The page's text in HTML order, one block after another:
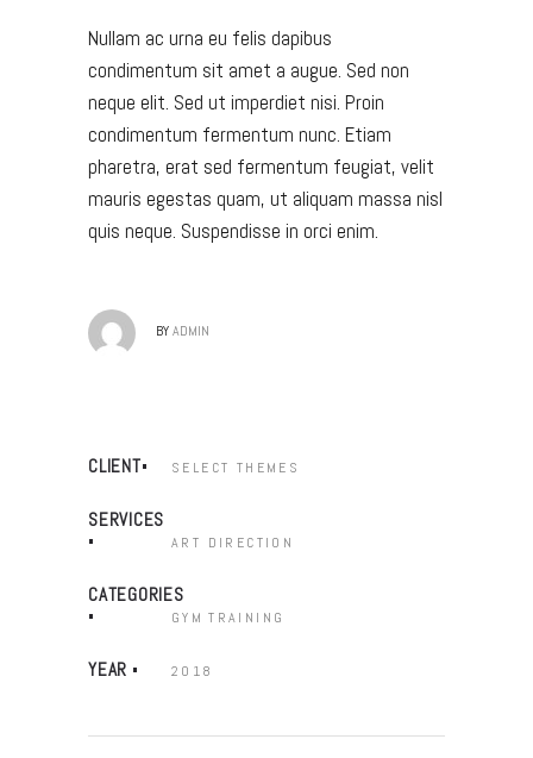
Nullam ac urna eu felis dapibus
condimentum sit amet a augue. Sed non
neque elit. Sed ut imperdiet nisi. Proin
condimentum fermentum nunc. Etiam
pharetra, erat sed fermentum feugiat, velit
mauris egestas quam, ut aliquam massa nisl
quis neque. Suspendisse in orci enim.
BYADMIN
CLIENT SELECT THEMES
SERVICES
ART DIRECTION
CATEGORIES
GYM TRAINING
YEAR 2018